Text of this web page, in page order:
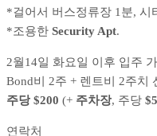
*걸어서 버스정류장 1분, 시
*조용한 Security Apt.
2월14일 화요일 이후 입주
Bond비 2주 + 렌트비 2주치
주당 $200 (+ 주차장, 주당
연락처